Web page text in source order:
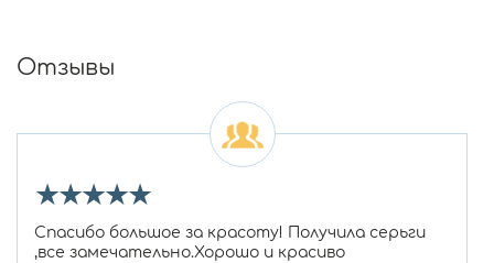
Отзывы
★★★★★
Спасибо большое за красоту! Получила серьги
,все замечательно.Хорошо и красиво